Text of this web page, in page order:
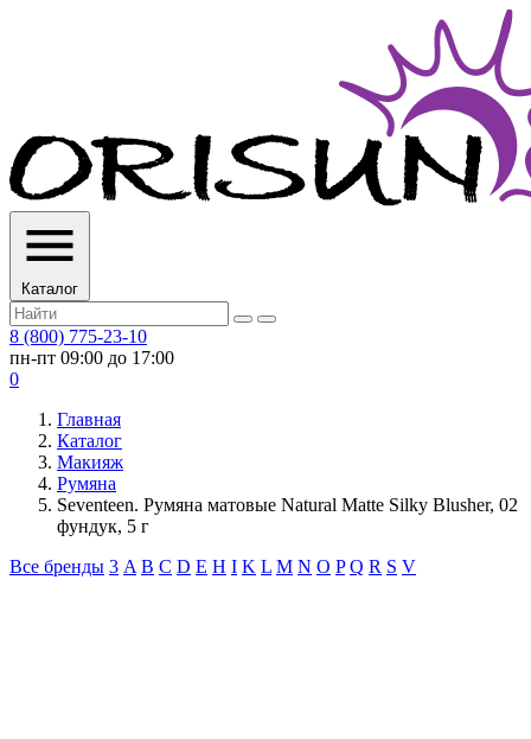
Каталог
8 (800) 775-23-10
пн-пт 09:00 до 17:00
0
Главная
Каталог
Макияж
Румяна
Seventeen. Румяна матовые Natural Matte Silky Blusher, 02
фундук, 5 г
Все бренды 3 A B C D E H I K L M N O P Q R S V